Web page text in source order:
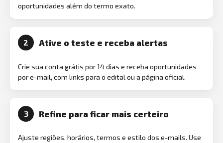
oportunidades além do termo exato.
2 Ative o teste e receba alertas
Crie sua conta grátis por 14 dias e receba oportunidades
por e-mail, com links para o edital ou a página oficial.
3 Refine para ficar mais certeiro
Ajuste regiões, horários, termos e estilo dos e-mails. Use